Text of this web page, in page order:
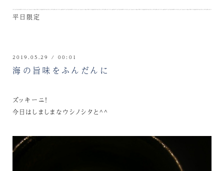
平日限定
2019.05.29 / 00:01
海の旨味をふんだんに
ズッキーニ！
今日はしましまなウシノシタと^^